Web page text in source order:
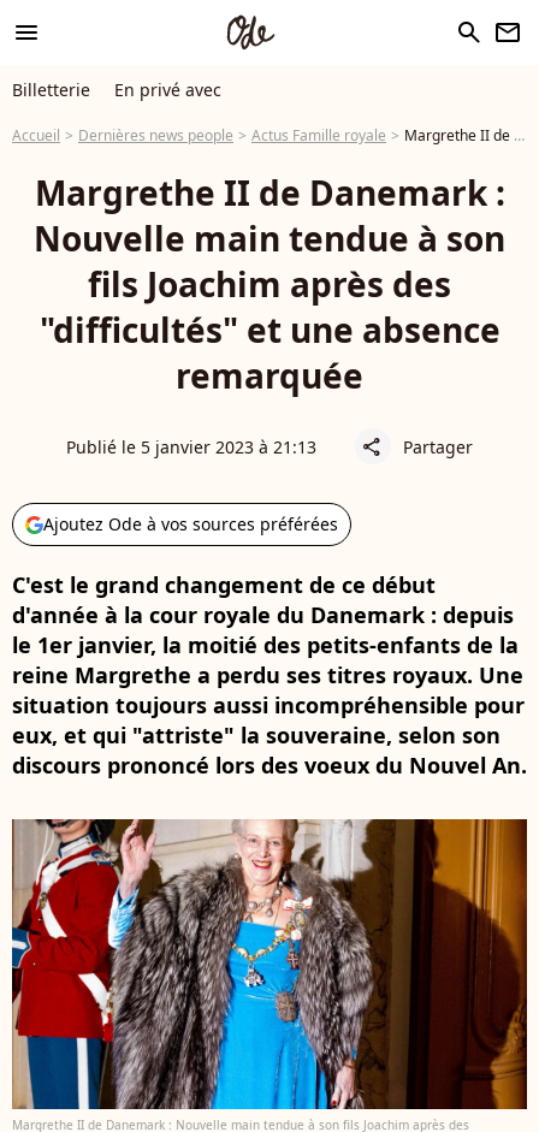
menu search newsletter
Billetterie En privé avec
Accueil Dernières news people Actus Famille royale Margrethe II de Danemark : Nouvelle main tendue à son fils Joachim après des "difficultés" et une absence remarquée
Margrethe II de Danemark :
Nouvelle main tendue à son
fils Joachim après des
"difficultés" et une absence
remarquée
Publié le 5 janvier 2023 à 21:13 share Partager
Ajoutez Ode à vos sources préférées
C'est le grand changement de ce début
d'année à la cour royale du Danemark : depuis
le 1er janvier, la moitié des petits-enfants de la
reine Margrethe a perdu ses titres royaux. Une
situation toujours aussi incompréhensible pour
eux, et qui "attriste" la souveraine, selon son
discours prononcé lors des voeux du Nouvel An.
Margrethe II de Danemark : Nouvelle main tendue à son fils Joachim après des